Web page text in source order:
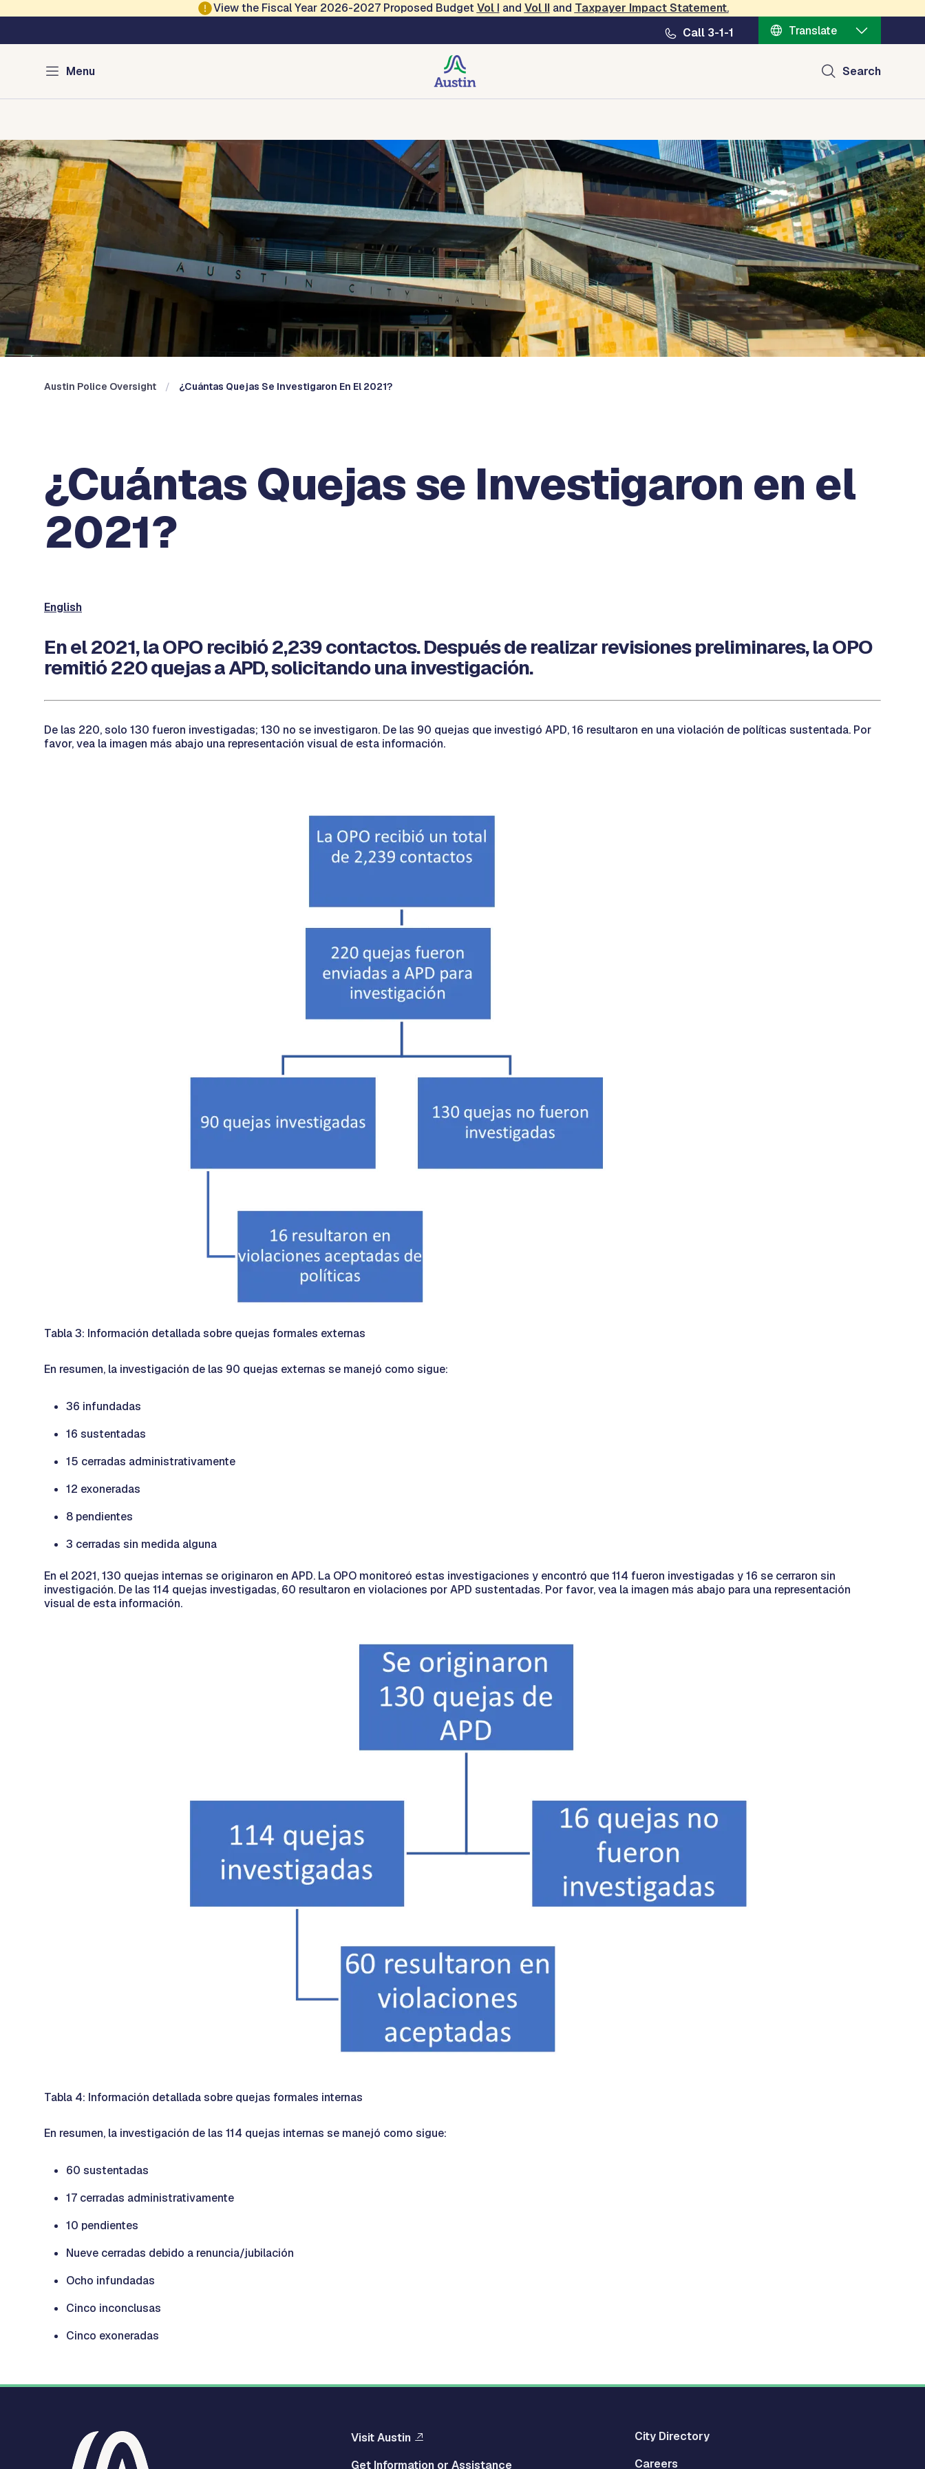
View the Fiscal Year 2026-2027 Proposed Budget Vol I and Vol IIand Taxpayer Impact Statement.
Call 3-1-1
Translate
Menu Search
Austin Police Oversight
Austin Police Oversight ¿Cuántas Quejas Se Investigaron En El 2021?
¿Cuántas Quejas se Investigaron en el
2021?
English
En el 2021, la OPO recibió 2,239 contactos. Después de realizar revisiones preliminares, la OPO
remitió 220 quejas a APD, solicitando una investigación.
De las 220, solo 130 fueron investigadas; 130 no se investigaron. De las 90 quejas que investigó APD, 16 resultaron en una violación de políticas sustentada. Por
favor, vea la imagen más abajo una representación visual de esta información.
Tabla 3: Información detallada sobre quejas formales externas
En resumen, la investigación de las 90 quejas externas se manejó como sigue:
36 infundadas
16 sustentadas
15 cerradas administrativamente
12 exoneradas
8 pendientes
3 cerradas sin medida alguna
En el 2021, 130 quejas internas se originaron en APD. La OPO monitoreó estas investigaciones y encontró que 114 fueron investigadas y 16 se cerraron sin
investigación. De las 114 quejas investigadas, 60 resultaron en violaciones por APD sustentadas. Por favor, vea la imagen más abajo para una representación
visual de esta información.
Tabla 4: Información detallada sobre quejas formales internas
En resumen, la investigación de las 114 quejas internas se manejó como sigue:
60 sustentadas
17 cerradas administrativamente
10 pendientes
Nueve cerradas debido a renuncia/jubilación
Ocho infundadas
Cinco inconclusas
Cinco exoneradas
Visit Austin
Get Information or Assistance
City Directory
Careers